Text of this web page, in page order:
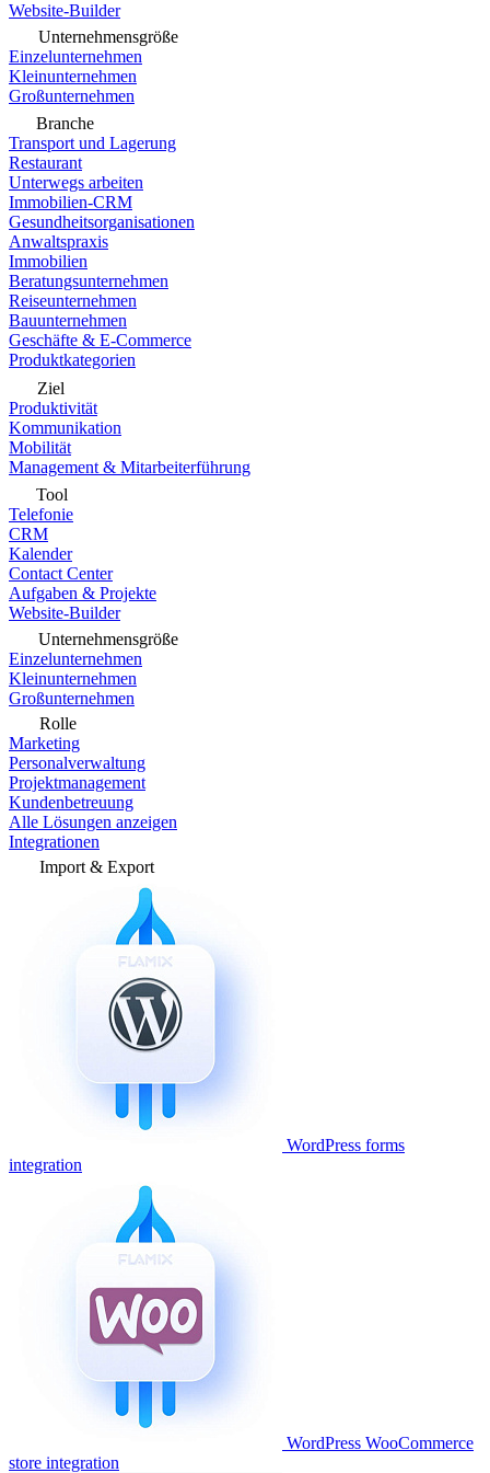
Website-Builder
Unternehmensgröße
Einzelunternehmen
Kleinunternehmen
Großunternehmen
Branche
Transport und Lagerung
Restaurant
Unterwegs arbeiten
Immobilien-CRM
Gesundheitsorganisationen
Anwaltspraxis
Immobilien
Beratungsunternehmen
Reiseunternehmen
Bauunternehmen
Geschäfte & E-Commerce
Produktkategorien
Ziel
Produktivität
Kommunikation
Mobilität
Management & Mitarbeiterführung
Tool
Telefonie
CRM
Kalender
Contact Center
Aufgaben & Projekte
Website-Builder
Unternehmensgröße
Einzelunternehmen
Kleinunternehmen
Großunternehmen
Rolle
Marketing
Personalverwaltung
Projektmanagement
Kundenbetreuung
Alle Lösungen anzeigen
Integrationen
Import & Export
WordPress forms
integration
WordPress WooCommerce
store integration